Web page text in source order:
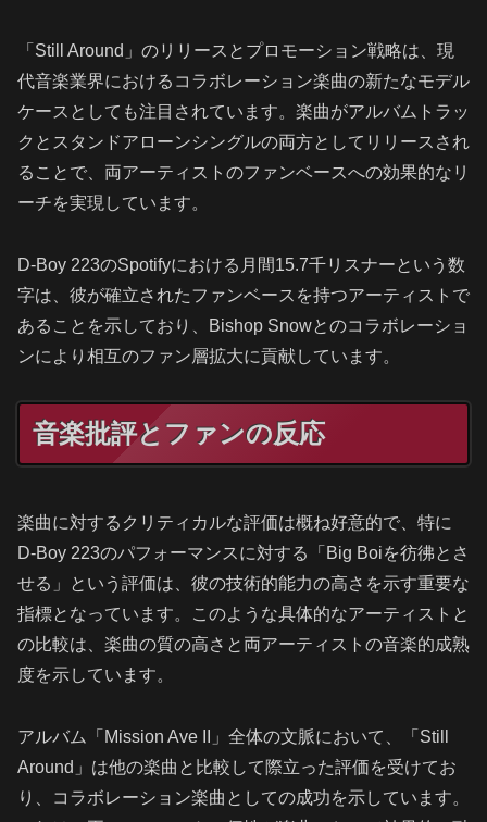
「Still Around」のリリースとプロモーション戦略は、現
代音楽業界におけるコラボレーション楽曲の新たなモデル
ケースとしても注目されています。楽曲がアルバムトラッ
クとスタンドアローンシングルの両方としてリリースされ
ることで、両アーティストのファンベースへの効果的なリ
ーチを実現しています。
D-Boy 223のSpotifyにおける月間15.7千リスナーという数
字は、彼が確立されたファンベースを持つアーティストで
あることを示しており、Bishop Snowとのコラボレーショ
ンにより相互のファン層拡大に貢献しています。
音楽批評とファンの反応
楽曲に対するクリティカルな評価は概ね好意的で、特に
D-Boy 223のパフォーマンスに対する「Big Boiを彷彿とさ
せる」という評価は、彼の技術的能力の高さを示す重要な
指標となっています。このような具体的なアーティストと
の比較は、楽曲の質の高さと両アーティストの音楽的成熟
度を示しています。
アルバム「Mission Ave II」全体の文脈において、「Still
Around」は他の楽曲と比較して際立った評価を受けてお
り、コラボレーション楽曲としての成功を示しています。